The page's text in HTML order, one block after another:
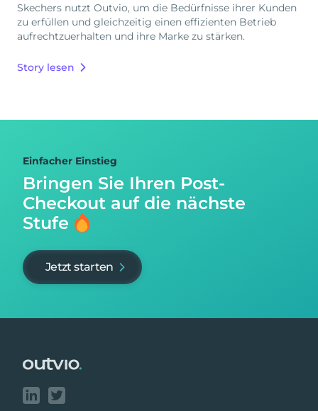
Skechers nutzt Outvio, um die Bedürfnisse ihrer Kunden
zu erfüllen und gleichzeitig einen effizienten Betrieb
aufrechtzuerhalten und ihre Marke zu stärken.
Story lesen
Einfacher Einstieg
Bringen Sie Ihren Post-
Checkout auf die nächste
Stufe
Jetzt starten